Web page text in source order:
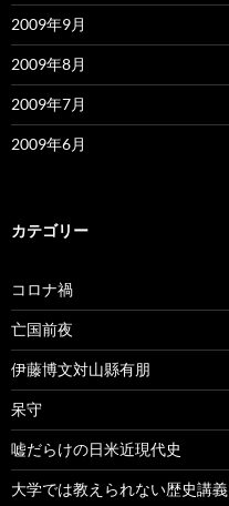
2009年9月
2009年8月
2009年7月
2009年6月
カテゴリー
コロナ禍
亡国前夜
伊藤博文対山縣有朋
呆守
嘘だらけの日米近現代史
大学では教えられない歴史講義